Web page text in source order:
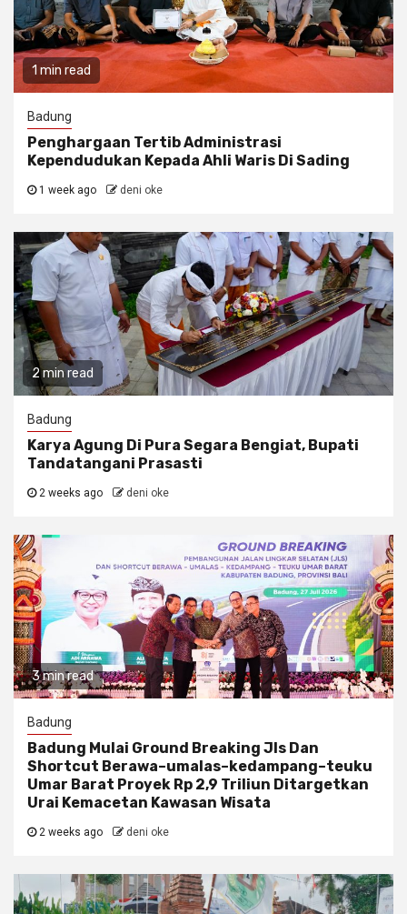
1 min read
Badung
Penghargaan Tertib Administrasi
Kependudukan Kepada Ahli Waris Di Sading
1 week ago deni oke
2 min read
Badung
Karya Agung Di Pura Segara Bengiat, Bupati
Tandatangani Prasasti
2 weeks ago deni oke
3 min read
Badung
Badung Mulai Ground Breaking Jls Dan
Shortcut Berawa–umalas–kedampang–teuku
Umar Barat Proyek Rp 2,9 Triliun Ditargetkan
Urai Kemacetan Kawasan Wisata
2 weeks ago deni oke